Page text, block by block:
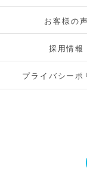
お客様の声
採用情報
プライバシーポ